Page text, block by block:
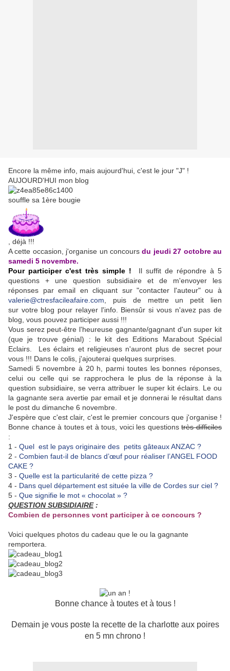
Encore la même info, mais aujourd'hui, c'est le jour "J" !
AUJOURD'HUI mon blog
souffle sa 1ère bougie
, déjà !!!
A cette occasion, j'organise un concoursdu jeudi 27 octobre au
samedi 5 novembre.
Pour participer c'est très simple !
Il suffit de répondre à 5
questions + une question subsidiaire et de m'envoyer les
réponses par email en cliquant sur "contacter l'auteur" ou à
valerie@ctresfacileafaire.com, puis de mettre un petit lien
sur votre blog pour relayer l'info. Biensûr si vous n'avez pas de
blog, vous pouvez participer aussi !!!
Vous serez peut-être l'heureuse gagnante/gagnant d'un super kit
(que je trouve génial) : le kit des Editions Marabout Spécial
Eclairs. Les éclairs et religieuses n'auront plus de secret pour
vous !!! Dans le colis, j'ajouterai quelques surprises.
Samedi 5 novembre à 20 h, parmi toutes les bonnes réponses,
celui ou celle qui se rapprochera le plus de la réponse à la
question subsidiaire, se verra attribuer le super kit éclairs. Le ou
la gagnante sera avertie par email et je donnerai le résultat dans
le post du dimanche 6 novembre.
J'espère que c'est clair, c'est le premier concours que j'organise !
Bonne chance à toutes et à tous, voici les questionstrès difficiles
:
1 - Quel est le pays originaire des petits gâteaux ANZAC ?
2 - Combien faut-il de blancs d’œuf pour réaliser l’ANGEL FOOD
CAKE ?
3 - Quelle est la particularité de cette pizza ?
4 - Dans quel département est située la ville de Cordes sur ciel ?
5 - Que signifie le mot « chocolat » ?
QUESTION SUBSIDIAIRE:
Combien de personnes vont participer à ce concours ?
Voici quelques photos du cadeau que le ou la gagnante
remportera.
Bonne chance à toutes et à tous !
Demain je vous poste la recette de la charlotte aux poires
en 5 mn chrono !